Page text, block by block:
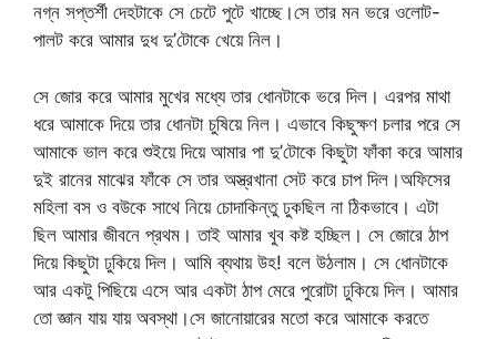
নগ্ন সপ্তর্শী দেহটাকে সে চেটে পুটে খাচ্ছে।সে তার মন ভরে ওলোট-
পালট করে আমার দুধ দু’টোকে খেয়ে নিল।
সে জোর করে আমার মুখের মধ্যে তার ধোনটাকে ভরে দিল। এরপর মাথা
ধরে আমাকে দিয়ে তার ধোনটা চুষিয়ে নিল। এভাবে কিছুক্ষণ চলার পরে সে
আমাকে ভাল করে শুইয়ে দিয়ে আমার পা দু’টোকে কিছুটা ফাঁকা করে আমার
দুই রানের মাঝের ফাঁকে সে তার অস্ত্রখানা সেট করে চাপ দিল।অফিসের
মহিলা বস ও বউকে সাথে নিয়ে চোদাকিন্তু ঢুকছিল না ঠিকভাবে। এটা
ছিল আমার জীবনে প্রথম। তাই আমার খুব কষ্ট হচ্ছিল। সে জোরে ঠাপ
দিয়ে কিছুটা ঢুকিয়ে দিল। আমি ব্যথায় উহ! বলে উঠলাম। সে ধোনটাকে
আর একটু পিছিয়ে এসে আর একটা ঠাপ মেরে পুরোটা ঢুকিয়ে দিল। আমার
তো জ্ঞান যায় যায় অবস্থা।সে জানোয়ারের মতো করে আমাকে করতে